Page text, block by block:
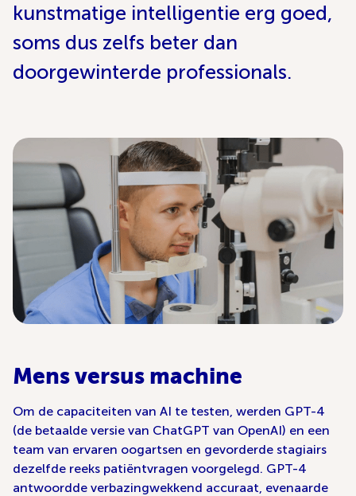
kunstmatige intelligentie erg goed,
soms dus zelfs beter dan
doorgewinterde professionals.
Mens versus machine
Om de capaciteiten van AI te testen, werden GPT-4
(de betaalde versie van ChatGPT van OpenAI) en een
team van ervaren oogartsen en gevorderde stagiairs
dezelfde reeks patiëntvragen voorgelegd. GPT-4
antwoordde verbazingwekkend accuraat, evenaarde